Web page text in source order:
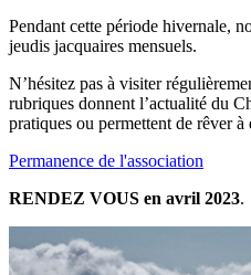
Pendant cette période hivernale,
jeudis jacquaires mensuels.
N’hésitez pas à visiter
rubriques donnent l’actualité du
pratiques ou permettent de rêver
Permanence de l'association
RENDEZ VOUS en avril 2023.